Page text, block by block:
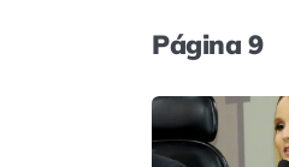
Página 9